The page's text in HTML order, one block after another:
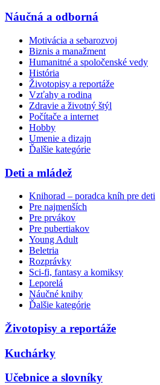
Náučná a odborná
Motivácia a sebarozvoj
Biznis a manažment
Humanitné a spoločenské vedy
História
Životopisy a reportáže
Vzťahy a rodina
Zdravie a životný štýl
Počítače a internet
Hobby
Umenie a dizajn
Ďalšie kategórie
Deti a mládež
Knihorad – poradca kníh pre deti
Pre najmenších
Pre prvákov
Pre pubertiakov
Young Adult
Beletria
Rozprávky
Sci-fi, fantasy a komiksy
Leporelá
Náučné knihy
Ďalšie kategórie
Životopisy a reportáže
Kuchárky
Učebnice a slovníky